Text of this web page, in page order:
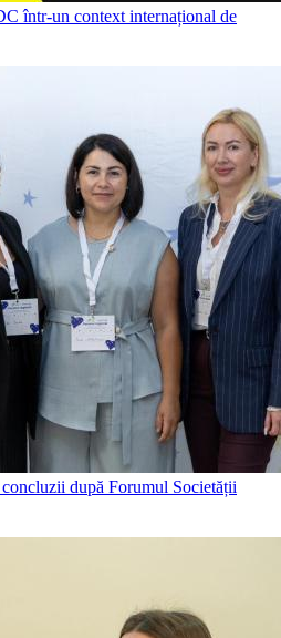
într-un context internațional de
după Forumul Societății